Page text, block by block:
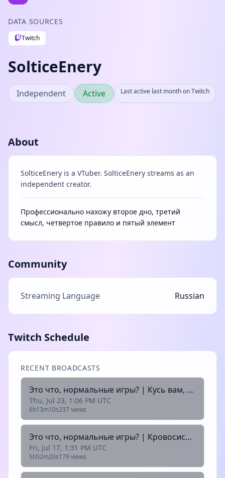
DATA SOURCES
Twitch
SolticeEnery
Independent Active Last active last month on Twitch
About
SolticeEnery is a VTuber. SolticeEnery streams as an
independent creator.
Профессионально нахожу второе дно, третий
смысл, четвертое правило и пятый элемент
Community
Streaming Language Russian
Twitch Schedule
RECENT BROADCASTS
Это что, нормальные игры? | Кусь вам, таварищи | Vampyr | !команды !админка !призыв !sr
Thu, Jul 23, 1:06 PM UTC
6h13m10s237 views
Это что, нормальные игры? | Кровосиси в здании | V Rising | !команды !админка !призыв !sr
Fri, Jul 17, 1:31 PM UTC
5h52m20s179 views